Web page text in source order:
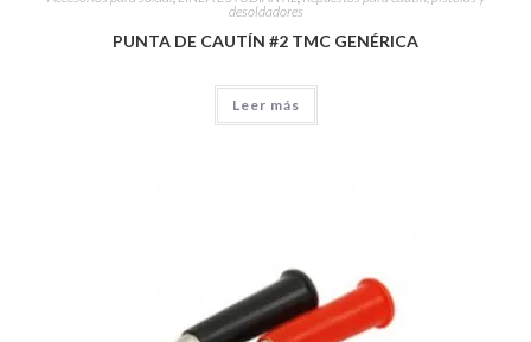
desoldadores
PUNTA DE CAUTÍN #2 TMC GENÉRICA
Leer más